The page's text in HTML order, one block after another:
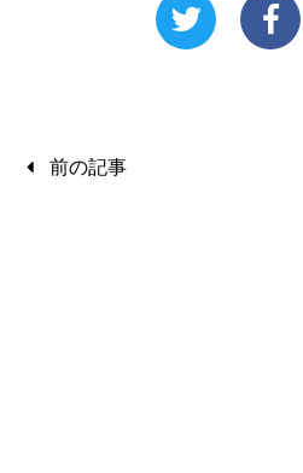
前の記事